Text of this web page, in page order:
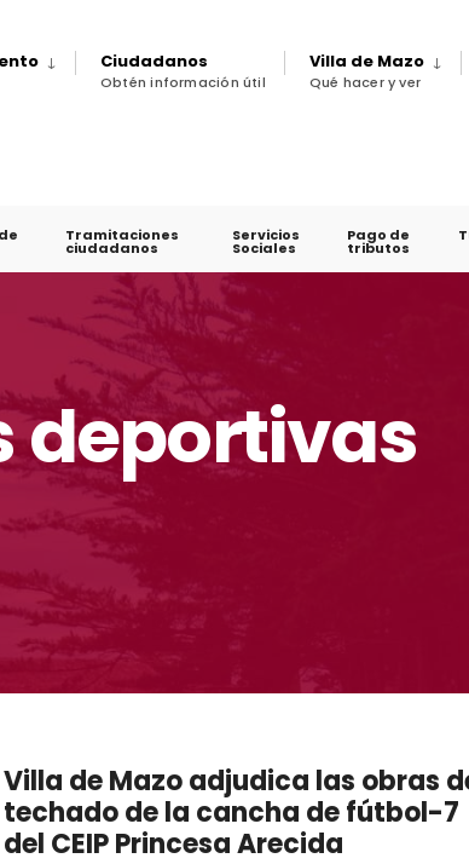
Ciudadanos
Obtén información útil
Villa de Mazo
Qué hacer y ver
Tramitaciones
ciudadanos
Servicios
Sociales
Pago de
tributos
deportivas
Villa de Mazo adjudica las obras
techado de la cancha de fútbol-7
del CEIP Princesa Arecida